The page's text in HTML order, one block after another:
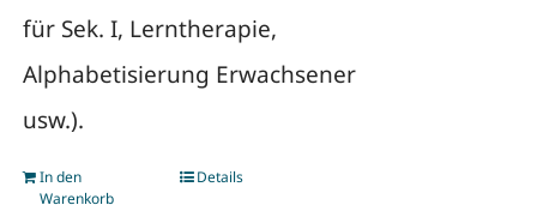
für Sek. I, Lerntherapie,
Alphabetisierung Erwachsener
usw.).
In den
Warenkorb
Details